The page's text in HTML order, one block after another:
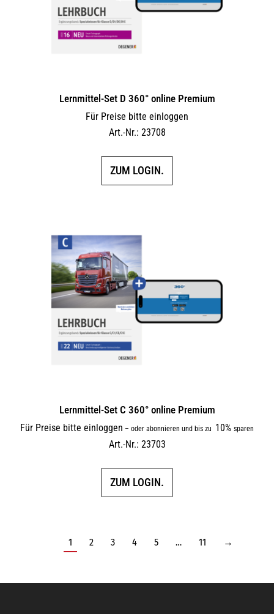
Lernmittel-Set D 360° online Premium
Für Preise bitte einloggen
Art.-Nr.: 23708
ZUM LOGIN.
Lernmittel-Set C 360° online Premium
Für Preise bitte einloggen – oder abonnieren und bis zu 10% sparen
Art.-Nr.: 23703
ZUM LOGIN.
1 2 3 4 5 … 11 →